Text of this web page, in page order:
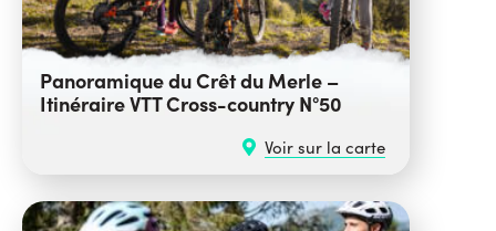
Panoramique du Crêt du Merle –
Itinéraire VTT Cross-country N°50
Voir sur la carte